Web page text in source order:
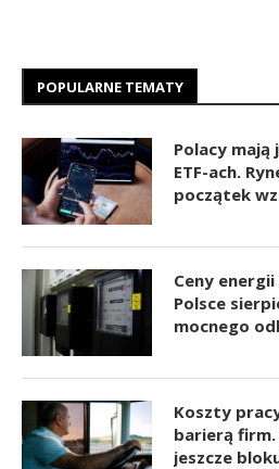
POPULARNE TEMATY
Polacy mają
ETF-ach.
początek
Ceny
Polsce
mocnego
Koszty
barierą firm.
jeszcze